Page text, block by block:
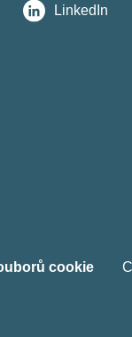
LinkedIn
cookie